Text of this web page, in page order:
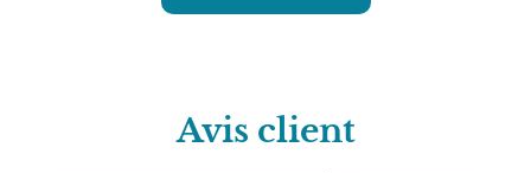
Avis client